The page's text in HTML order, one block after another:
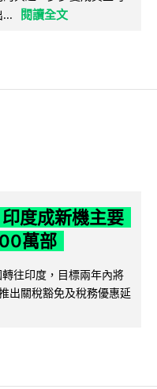
...
閱讀全文
度成新機主要
萬部
往印度，目標兩年內將
出關稅豁免及稅務優惠延